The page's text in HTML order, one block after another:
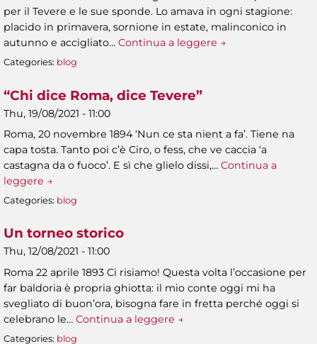
per il Tevere e le sue sponde. Lo amava in ogni stagione:
placido in primavera, sornione in estate, malinconico in
autunno e accigliato… Continua a leggere →
Categories: blog
“Chi dice Roma, dice Tevere”
Thu, 19/08/2021 - 11:00
Roma, 20 novembre 1894 ‘Nun ce sta nient a fa’. Tiene na
capa tosta. Tanto poi c’è Ciro, o fess, che ve caccia ‘a
castagna da o fuoco’. E sì che glielo dissi,… Continua a
leggere →
Categories: blog
Un torneo storico
Thu, 12/08/2021 - 11:00
Roma 22 aprile 1893 Ci risiamo! Questa volta l’occasione per
far baldoria è propria ghiotta: il mio conte oggi mi ha
svegliato di buon’ora, bisogna fare in fretta perché oggi si
celebrano le… Continua a leggere →
Categories: blog